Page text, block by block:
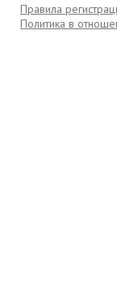
Правила
Политика в